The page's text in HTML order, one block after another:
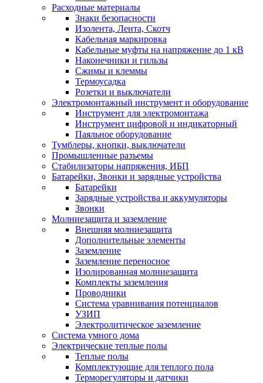
Расходные материалы
Знаки безопасности
Изолента, Лента, Скотч
Кабельная маркировка
Кабельные муфты на напряжение до 1 кВ
Наконечники и гильзы
Сжимы и клеммы
Термоусадка
Розетки и выключатели
Электромонтажный инструмент и оборудование
Инструмент для электромонтажа
Инструмент цифровой и индикаторный
Паяльное оборудование
Тумблеры, кнопки, выключатели
Промышленные разъемы
Стабилизаторы напряжения, ИБП
Батарейки, Звонки и зарядные устройства
Батарейки
Зарядные устройства и аккумуляторы
Звонки
Молниезащита и заземление
Внешняя молниезащита
Дополнительные элементы
Заземление
Заземление переносное
Изолированная молниезащита
Комплекты заземления
Проводники
Система уравнивания потенциалов
УЗИП
Электролитическое заземление
Система умного дома
Электрические теплые полы
Теплые полы
Комплектующие для теплого пола
Терморегуляторы и датчики